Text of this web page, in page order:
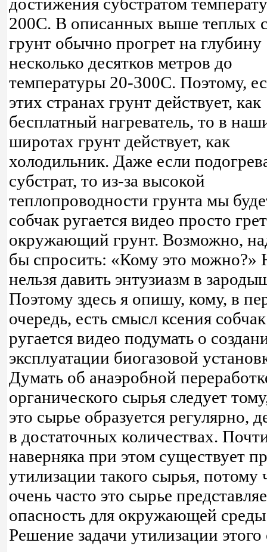
достижения субстратом
200C. В описанных выше теплых
грунт обычно прогрет на глубину
несколько десятков метров до
температуры 20-300C. Поэтому,
этих странах грунт действует, как
бесплатный нагреватель, то в
широтах грунт действует, как
холодильник. Даже если
субстрат, то из-за высокой
теплопроводности грунта мы
собчак ругается видео просто
окружающий грунт. Возможно,
бы спросить: «Кому это можно?»
нельзя давить энтузиазм в
Поэтому здесь я опишу, кому, в
очередь, есть смысл ксения собчак
ругается видео подумать о
эксплуатации биогазовой
Думать об анаэробной
органического сырья следует
это сырье образуется регулярно,
в достаточных количествах.
наверняка при этом существует
утилизации такого сырья, потому
очень часто это сырье
опасность для окружающей
Решение задачи утилизации этого